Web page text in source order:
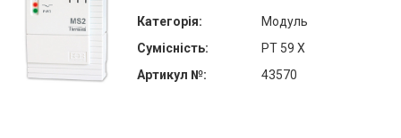
Категорія:
Модуль
Сумісність:
PT 59 X
Артикул №:
43570